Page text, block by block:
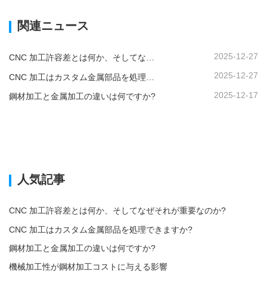
関連ニュース
CNC 加工許容差とは何か、そしてなぜそれが重要なのか? 2025-12-27
2025-12-27
鋼材加工と金属加工の違いは何ですか? 2025-12-17
人気記事
CNC 加工許容差とは何か、そしてなぜそれが重要なのか?
CNC 加工はカスタム金属部品を処理できますか?
鋼材加工と金属加工の違いは何ですか?
機械加工性が鋼材加工コストに与える影響